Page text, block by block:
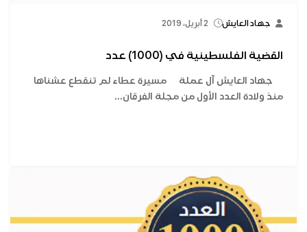
جهاد العايش 2 أبريل، 2019
القضية الفلسطينية في (1000) عدد
جهاد العايش آل عملة مسيرة عطاء لم تنقطع عشناها
منذ ولادة العدد الأول من مجلة الفرقان...